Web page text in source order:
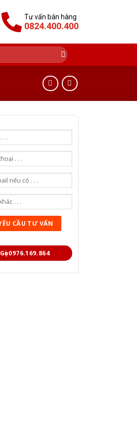
Tư vấn bán hàng
0824.400.400
Gọi 0976.169.864